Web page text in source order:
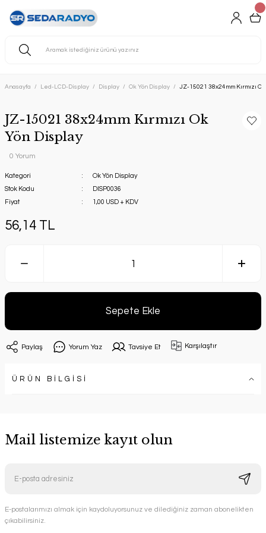
Anasayfa Led-LCD-Display Display Ok Yön Display JZ-15021 38x24mm Kırmızı
JZ-15021 38x24mm Kırmızı Ok
Yön Display
0 Yorum
Kategori
Ok Yön Display
Stok Kodu
DISP0036
Fiyat
1,00 USD + KDV
56,14 TL
Sepete Ekle
Paylaş Yorum Yaz Tavsiye Et Karşılaştır
ÜRÜN BİLGİSİ
Mail listemize kayıt olun
E-postalarımızı almak için kaydoluyorsunuz ve dilediğiniz zaman abonelikten
çıkabilirsiniz.